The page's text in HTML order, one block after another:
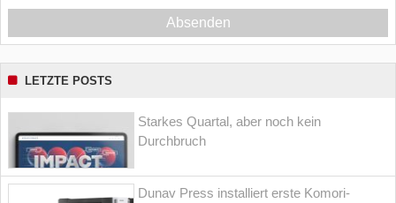
Absenden
LETZTE POSTS
Starkes Quartal, aber noch kein
Durchbruch
Dunav Press installiert erste Komori-